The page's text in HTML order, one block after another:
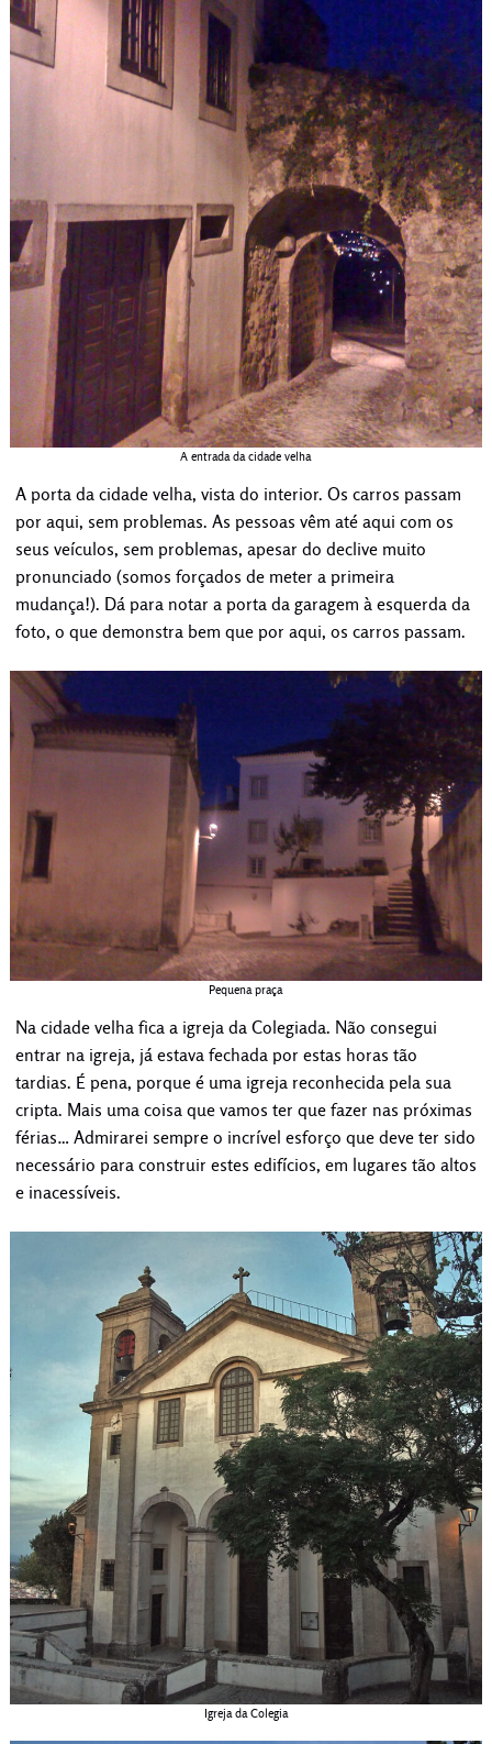
A entrada da cidade velha
A porta da cidade velha, vista do interior. Os carros passam
por aqui, sem problemas. As pessoas vêm até aqui com os
seus veículos, sem problemas, apesar do declive muito
pronunciado (somos forçados de meter a primeira
mudança!). Dá para notar a porta da garagem à esquerda da
foto, o que demonstra bem que por aqui, os carros passam.
Pequena praça
Na cidade velha fica a igreja da Colegiada. Não consegui
entrar na igreja, já estava fechada por estas horas tão
tardias. É pena, porque é uma igreja reconhecida pela sua
cripta. Mais uma coisa que vamos ter que fazer nas próximas
férias… Admirarei sempre o incrível esforço que deve ter sido
necessário para construir estes edifícios, em lugares tão altos
e inacessíveis.
Igreja da Colegia